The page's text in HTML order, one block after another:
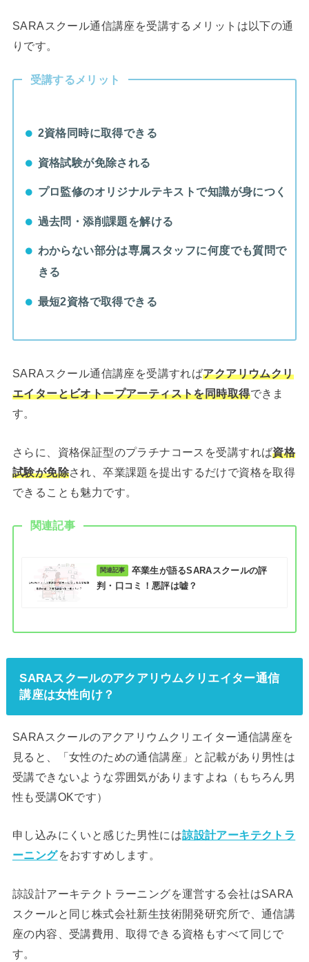
SARAスクール通信講座を受講するメリットは以下の通
りです。
受講するメリット
2資格同時に取得できる
資格試験が免除される
プロ監修のオリジナルテキストで知識が身につく
過去問・添削課題を解ける
わからない部分は専属スタッフに何度でも質問で
きる
最短2資格で取得できる
SARAスクール通信講座を受講すればアクアリウムクリ
エイターとビオトープアーティストを同時取得できま
す。
さらに、資格保証型のプラチナコースを受講すれば資格
試験が免除され、卒業課題を提出するだけで資格を取得
できることも魅力です。
関連記事
卒業生が語るSARAスクールの評
判・口コミ！悪評は嘘？
SARAスクールのアクアリウムクリエイター通信
講座は女性向け？
SARAスクールのアクアリウムクリエイター通信講座を
見ると、「女性のための通信講座」と記載があり男性は
受講できないような雰囲気がありますよね（もちろん男
性も受講OKです）
申し込みにくいと感じた男性には諒設計アーキテクトラ
ーニングをおすすめします。
諒設計アーキテクトラーニングを運営する会社はSARA
スクールと同じ株式会社新生技術開発研究所で、通信講
座の内容、受講費用、取得できる資格もすべて同じで
す。